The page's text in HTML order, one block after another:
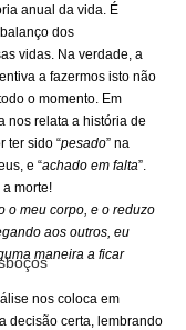
anual da vida. É
dos
vidas. Na verdade, a
a fazermos isto não
o momento. Em
nos relata a história de
ter sido “pesado” na
e “achado em falta”.
morte!
o meu corpo, e o reduzo
aos outros, eu
maneira a ficar
nos coloca em
decisão certa, lembrando